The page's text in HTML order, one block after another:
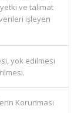
ve talimat
işleyen
yok edilmesi
Korunması